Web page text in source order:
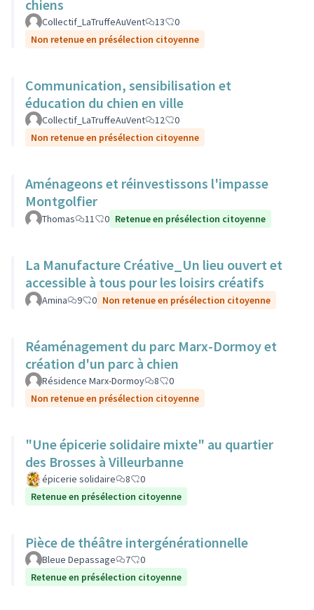
chiens
Collectif_LaTruffeAuVent 13
0
Non retenue en présélection citoyenne
Communication, sensibilisation et
éducation du chien en ville
Collectif_LaTruffeAuVent 12
0
Non retenue en présélection citoyenne
Aménageons et réinvestissons l'impasse
Montgolfier
Thomas 11 0 Retenue en présélection citoyenne
La Manufacture Créative_Un lieu ouvert et
accessible à tous pour les loisirs créatifs
Amina 9 0 Non retenue en présélection citoyenne
Réaménagement du parc Marx-Dormoy et
création d'un parc à chien
Résidence Marx-Dormoy 8
0
Non retenue en présélection citoyenne
"Une épicerie solidaire mixte" au quartier
des Brosses à Villeurbanne
épicerie solidaire 8
0
Retenue en présélection citoyenne
Pièce de théâtre intergénérationnelle
Bleue Depassage 7
0
Retenue en présélection citoyenne